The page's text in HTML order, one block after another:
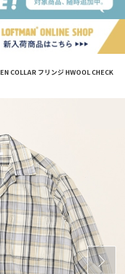
COLLAR フリンジ HWOOL CHECK